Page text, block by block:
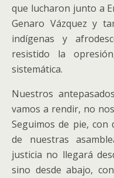
que lucharon junto a
Genaro Vázquez y
indígenas y
resistido la
sistemática.
Nuestros
vamos a rendir, no
Seguimos de pie, con
de nuestras
justicia no llegará
sino desde abajo,